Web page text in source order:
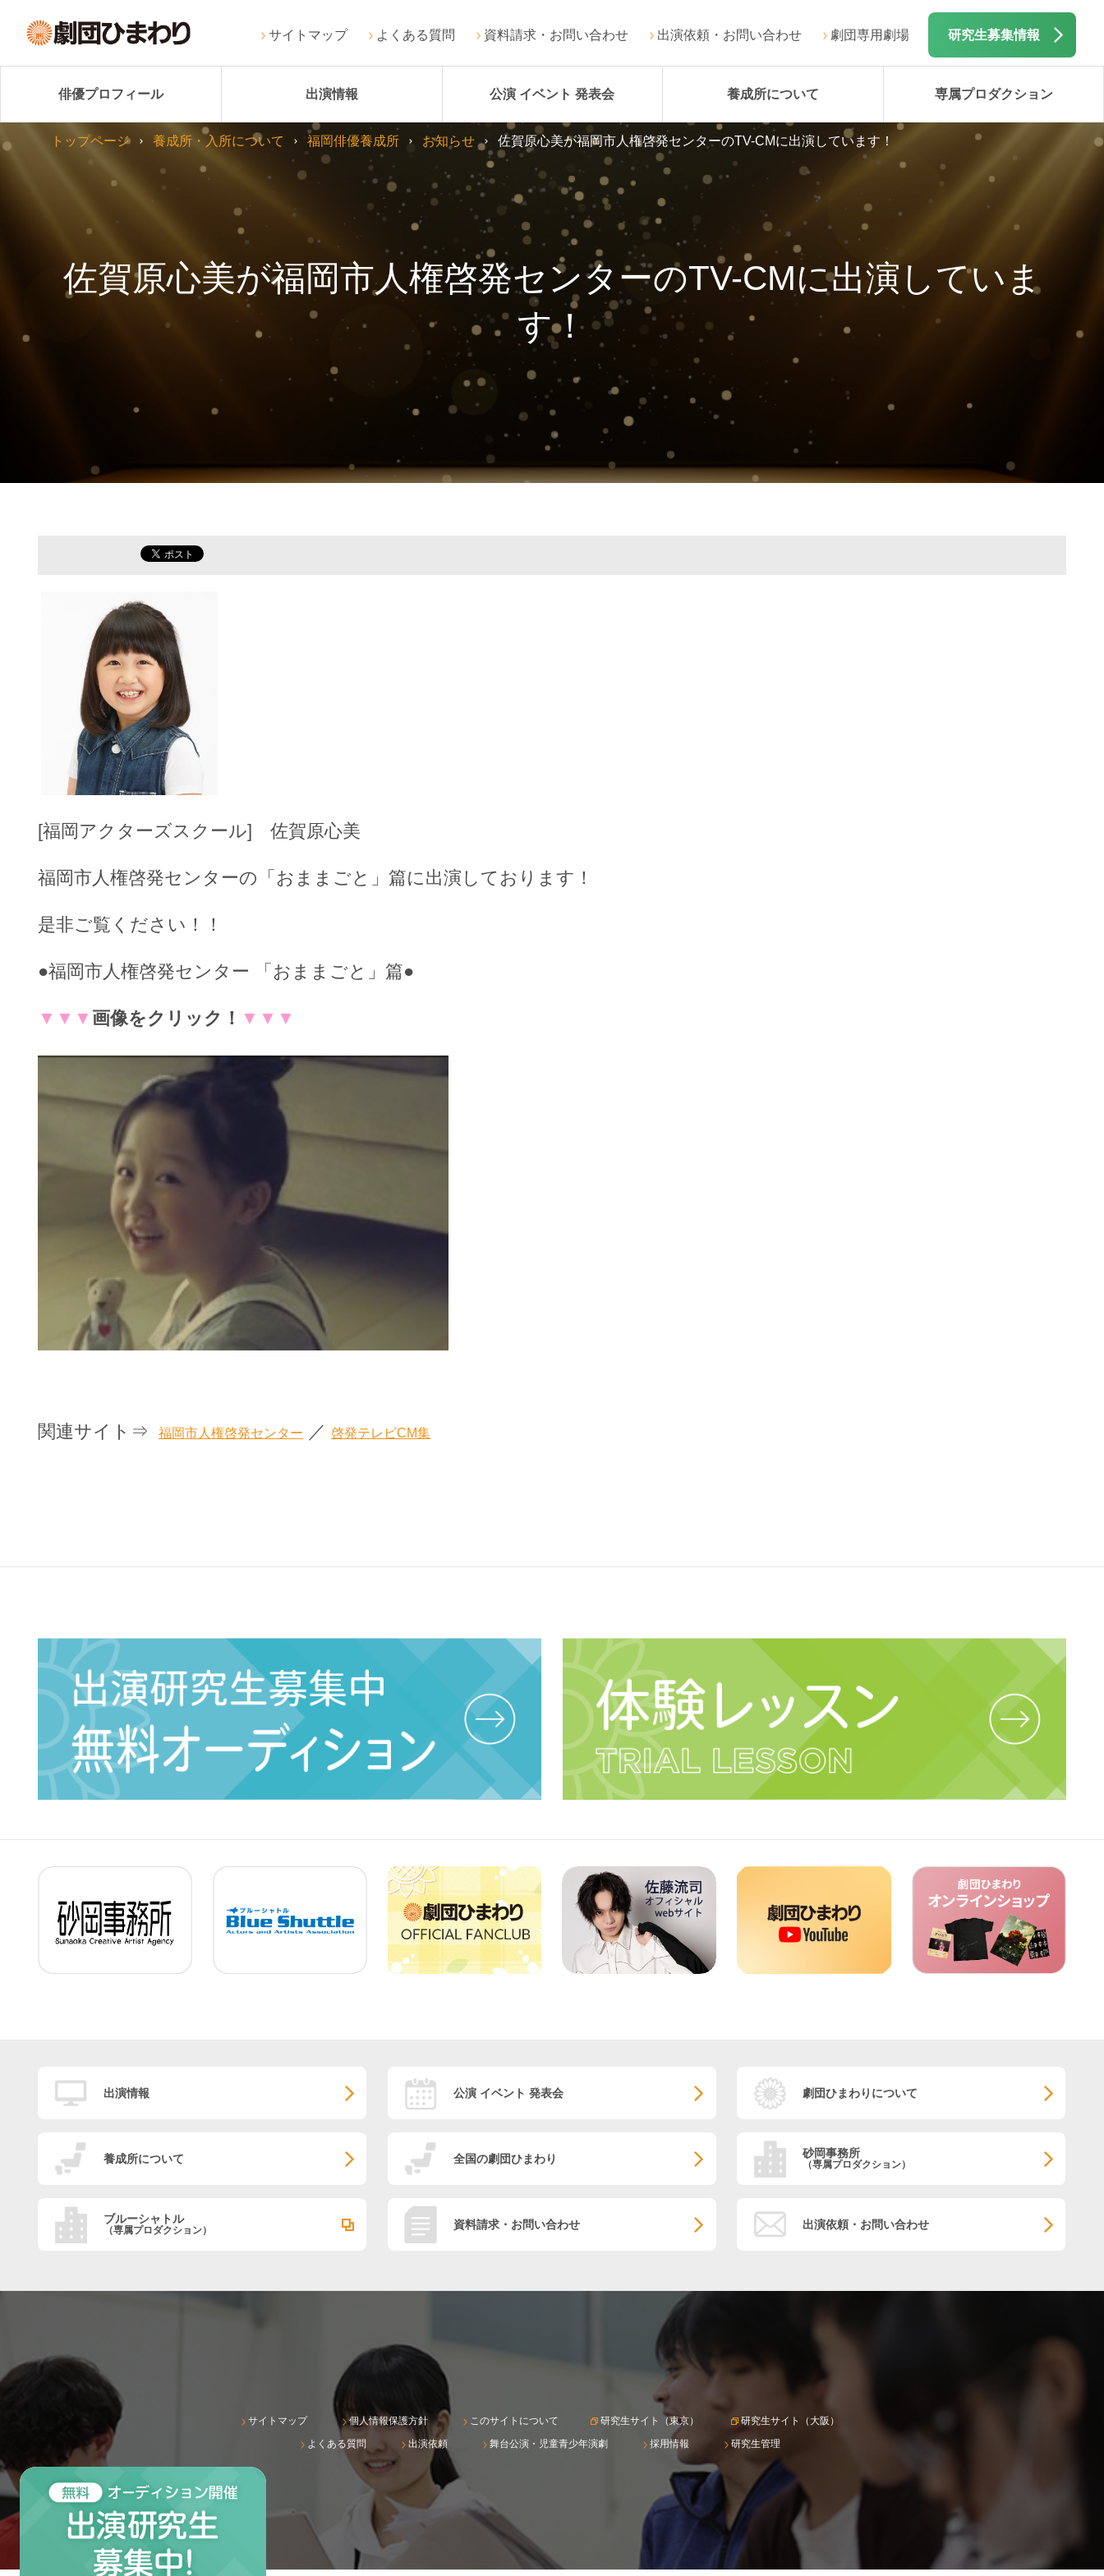
サイトマップ よくある質問 資料請求・お問い合わせ 出演依頼・お問い合わせ 劇団専用劇場 研究生募集情報
俳優プロフィール 出演情報 公演 イベント 発表会 養成所について 専属プロダクション
佐賀原心美が福岡市人権啓発センターのTV-CMに出演していま
す！
トップページ 養成所・入所について 福岡俳優養成所 お知らせ 佐賀原心美が福岡市人権啓発センターのTV-CMに出演しています！
[福岡アクターズスクール] 佐賀原心美
福岡市人権啓発センターの「おままごと」篇に出演しております！
是非ご覧ください！！
●福岡市人権啓発センター 「おままごと」篇●
▼▼▼ 画像をクリック！ ▼▼▼
関連サイト⇒ 福岡市人権啓発センター ／ 啓発テレビCM集
出演情報 公演 イベント 発表会 劇団ひまわりについて
養成所について 全国の劇団ひまわり 砂岡事務所
（専属プロダクション）
ブルーシャトル
（専属プロダクション） 資料請求・お問い合わせ 出演依頼・お問い合わせ
サイトマップ 個人情報保護方針 このサイトについて 研究生サイト（東京）
研究生サイト（大阪）
よくある質問
出演依頼 舞台公演・児童青少年演劇 採用情報 研究生管理